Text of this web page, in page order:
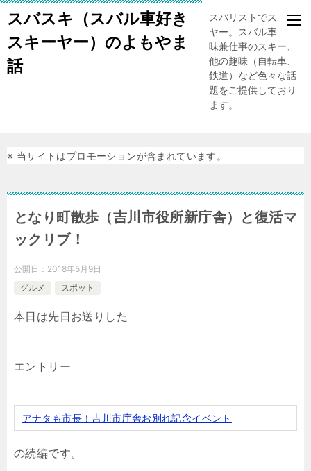
スバスキ（スバル車好き
スキーヤー）のよもやま
話
スバリストでスキー
ヤー。スバル車、趣
味兼仕事のスキー、
他の趣味（自転車、
鉄道）など色々な話
題をご提供しており
ます。
※ 当サイトはプロモーションが含まれています。
となり町散歩（吉川市役所新庁舎）と復活マ
ックリブ！
公開日： 2018年5月9日
グルメ
スポット
本日は先日お送りした
エントリー
アナタも市長！吉川市庁舎お別れ記念イベント
の続編です。